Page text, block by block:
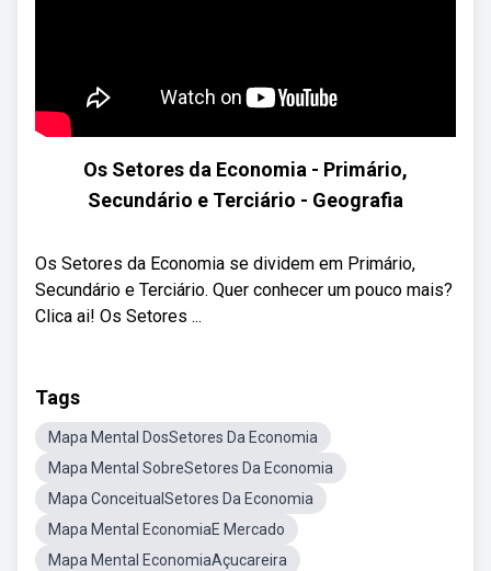
Os Setores da Economia - Primário,
Secundário e Terciário - Geografia
Os Setores da Economia se dividem em Primário,
Secundário e Terciário. Quer conhecer um pouco mais?
Clica ai! Os Setores ...
Tags
Mapa Mental DosSetores Da Economia
Mapa Mental SobreSetores Da Economia
Mapa ConceitualSetores Da Economia
Mapa Mental EconomiaE Mercado
Mapa Mental EconomiaAçucareira